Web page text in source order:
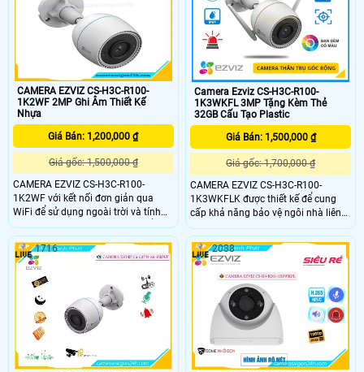
phù hợp sử dụng cả trong nhà lẫn
ngoài trời.
CAMERA EZVIZ CS-H3C-R100-
1K2WF 2MP Ghi Âm Thiết Kế
Nhựa
Giá Bán: 1,200,000 ₫
Giá gốc: 1,500,000 ₫
CAMERA EZVIZ CS-H3C-R100-
1K2WF với kết nối đơn giản qua
WiFi để sử dụng ngoài trời và tính
năng thông minh thì H3c có thể là
lựa chọn tốt nhất mà bạn sẽ tìm
thấy. CAMERA EZVIZ CS-H3C-R100-
1K2WF được thiết kế tốt để cung
cấp khả năng bảo vệ đáng tin cậy từ
ngày đến đêm, bao gồm phát hiện
con người do AI hỗ trợ
Camera Ezviz CS-H3C-R100-
1K3WKFL 3MP Tặng Kèm Thẻ
32GB Cấu Tạo Plastic
Giá Bán: 1,500,000 ₫
Giá gốc: 1,700,000 ₫
CAMERA EZVIZ CS-H3C-R100-
1K3WKFLK được thiết kế để cung
cấp khả năng bảo vệ ngôi nhà liên
tục 24/7 theo cách thông minh.
Hoạt động như một người bảo vệ
ngoài trời cho hầu hết các ngôi nhà,
máy ảnh này hiển thị video 2K siêu
sắc nét và tầm nhìn ban đêm đầy
màu sắc, đồng thời đủ thông minh
để phát hiện các hoạt động của con
người và cung cấp khả năng phòng
thủ chủ động
1716 2038